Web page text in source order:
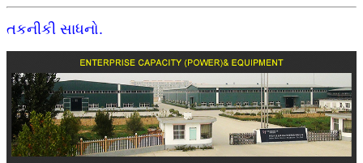
તકનીકી સાધનો.